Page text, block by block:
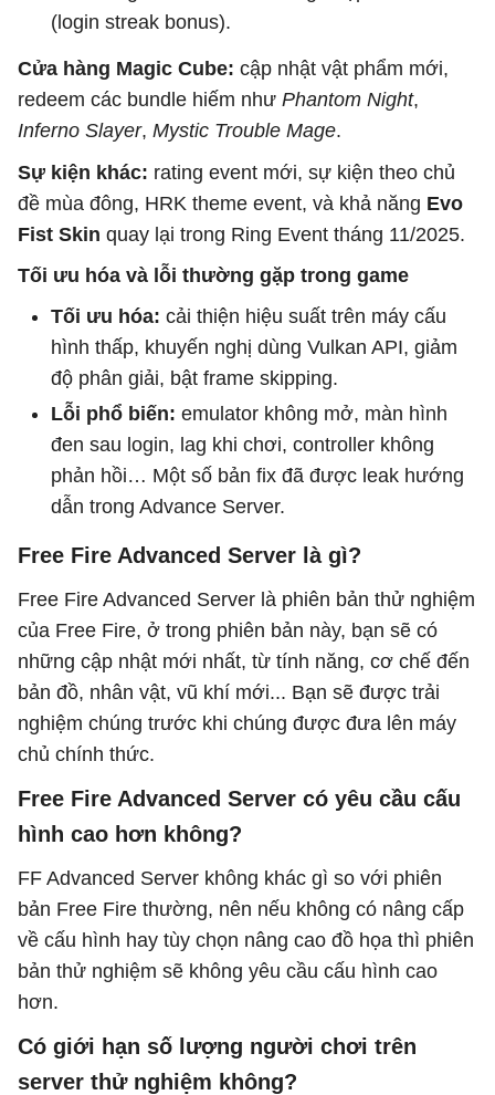
(login streak bonus).
Cửa hàng Magic Cube: cập nhật vật phẩm mới,
redeem các bundle hiếm như Phantom Night,
Inferno Slayer, Mystic Trouble Mage.
Sự kiện khác: rating event mới, sự kiện theo chủ
đề mùa đông, HRK theme event, và khả năng Evo
Fist Skin quay lại trong Ring Event tháng 11/2025.
Tối ưu hóa và lỗi thường gặp trong game
Tối ưu hóa: cải thiện hiệu suất trên máy cấu
hình thấp, khuyến nghị dùng Vulkan API, giảm
độ phân giải, bật frame skipping.
Lỗi phổ biến: emulator không mở, màn hình
đen sau login, lag khi chơi, controller không
phản hồi… Một số bản fix đã được leak hướng
dẫn trong Advance Server.
Free Fire Advanced Server là gì?
Free Fire Advanced Server là phiên bản thử nghiệm
của Free Fire, ở trong phiên bản này, bạn sẽ có
những cập nhật mới nhất, từ tính năng, cơ chế đến
bản đồ, nhân vật, vũ khí mới... Bạn sẽ được trải
nghiệm chúng trước khi chúng được đưa lên máy
chủ chính thức.
Free Fire Advanced Server có yêu cầu cấu
hình cao hơn không?
FF Advanced Server không khác gì so với phiên
bản Free Fire thường, nên nếu không có nâng cấp
về cấu hình hay tùy chọn nâng cao đồ họa thì phiên
bản thử nghiệm sẽ không yêu cầu cấu hình cao
hơn.
Có giới hạn số lượng người chơi trên
server thử nghiệm không?